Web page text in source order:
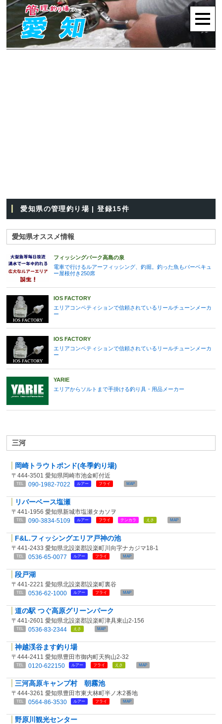
愛知県の管理釣り場 | 登録15件
愛知県オススメ情報
フィッシングパーク高島の泉
電車で行けるルアーフィッシング、釣堀。釣った魚もバーベキュ
ー屋根付き250席
IOS FACTORY
エリアコンペティションで信頼されているリールチューンメーカ
ー
IOS FACTORY
エリアコンペティションで信頼されているリールチューンメーカ
ー
YARIE
エリアからソルトまで手掛ける釣り具・用品メーカー
三河
岡崎トラウトポンド(冬季釣り場)
〒444-3501 愛知県岡崎市池金町付近
TEL 090-1982-7022 ルアー フライ MAP
リバーベース塩瀬
〒441-1956 愛知県新城市塩瀬タカソヲ
TEL 090-3834-5109 ルアー フライ テンカラ えさ MAP
F&L.フィッシングエリア戸神の池
〒441-2433 愛知県北設楽郡設楽町川向字ナカジマ18-1
TEL 0536-65-0077 ルアー フライ MAP
段戸湖
〒441-2221 愛知県北設楽郡設楽町裏谷
TEL 0536-62-1000 ルアー フライ MAP
道の駅 つぐ高原グリーンパーク
〒441-2601 愛知県北設楽郡設楽町津具東山2-156
TEL 0536-83-2344 えさ MAP
神越渓谷ます釣り場
〒444-2411 愛知県豊田市御内町天狗山2-32
TEL 0120-622150 ルアー フライ えさ MAP
三河高原キャンプ村 朝霧池
〒444-3261 愛知県豊田市東大林町半ノ木2番地
TEL 0564-86-3530 ルアー フライ MAP
野原川観光センター